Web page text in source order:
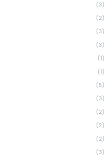
(3)
(2)
(3)
(3)
(1)
(1)
(5)
(3)
(2)
(2)
(2)
(3)